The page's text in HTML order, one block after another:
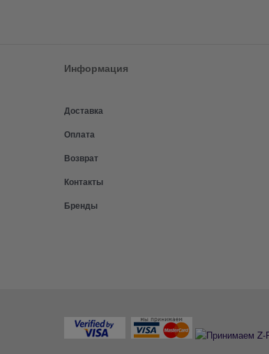
Информация
Доставка
Оплата
Возврат
Контакты
Бренды